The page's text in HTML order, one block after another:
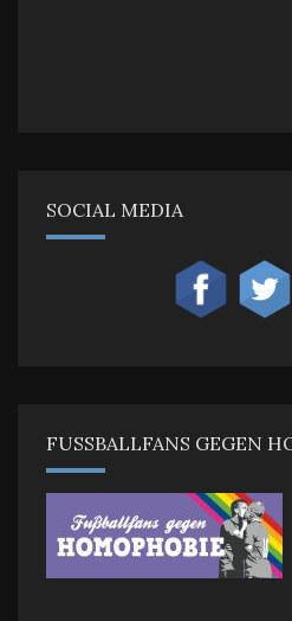
SOCIAL MEDIA
FUSSBALLFANS GEGEN